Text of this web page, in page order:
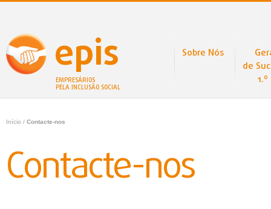
epis
EMPRESÁRIOS
PELA INCLUSÃO SOCIAL
Sobre Nós
de
Início / Contacte-nos
Contacte-nos